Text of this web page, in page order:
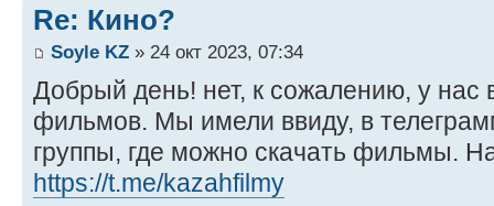
Re: Кино?
Soyle KZ » 24 окт 2023, 07:34
Добрый день! нет, к сожалению, у нас
фильмов. Мы имели ввиду, в
группы, где можно скачать фильмы.
https://t.me/kazahfilmy